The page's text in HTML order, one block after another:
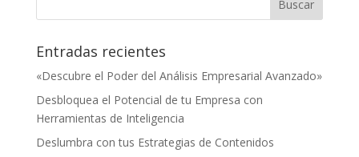
Entradas recientes
«Descubre el Poder del Análisis Empresarial Avanzado»
Desbloquea el Potencial de tu Empresa con
Herramientas de Inteligencia
Deslumbra con tus Estrategias de Contenidos